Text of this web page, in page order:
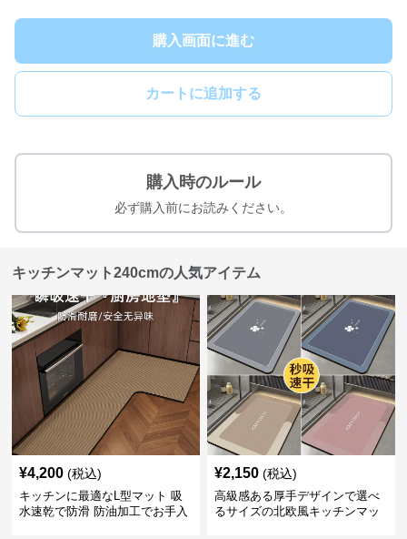
購入画面に進む
カートに追加する
購入時のルール
必ず購入前にお読みください。
キッチンマット240cmの人気アイテム
¥4,200 (税込)
キッチンに最適なL型マット 吸
水速乾で防滑 防油加工でお手入
¥2,150 (税込)
高級感ある厚手デザインで選べ
るサイズの北欧風キッチンマッ